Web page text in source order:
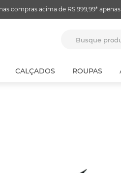
compras acima de RS 999,99*
CALÇADOS ROUPAS